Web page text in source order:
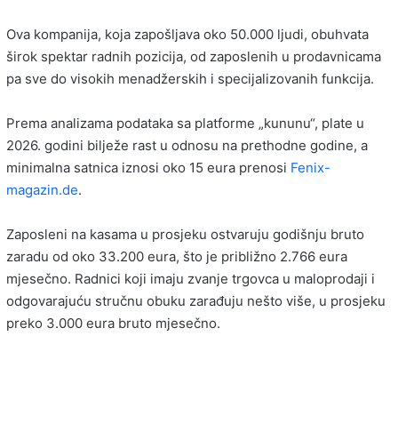
Ova kompanija, koja zapošljava oko 50.000 ljudi, obuhvata
širok spektar radnih pozicija, od zaposlenih u prodavnicama
pa sve do visokih menadžerskih i specijalizovanih funkcija.
Prema analizama podataka sa platforme „kununu“, plate u
2026. godini bilježe rast u odnosu na prethodne godine, a
minimalna satnica iznosi oko 15 eura prenosi Fenix-
magazin.de.
Zaposleni na kasama u prosjeku ostvaruju godišnju bruto
zaradu od oko 33.200 eura, što je približno 2.766 eura
mjesečno. Radnici koji imaju zvanje trgovca u maloprodaji i
odgovarajuću stručnu obuku zarađuju nešto više, u prosjeku
preko 3.000 eura bruto mjesečno.